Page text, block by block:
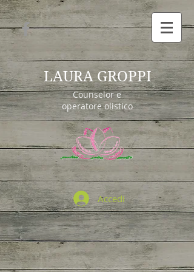
LAURA GROPPI
Counselor e
operatore olistico
Accedi